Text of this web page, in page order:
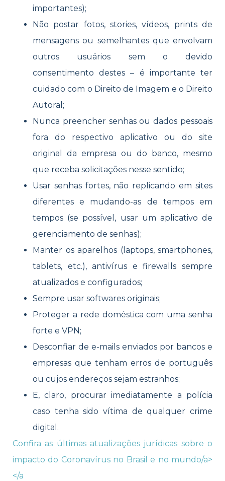
importantes);
Não postar fotos, stories, vídeos, prints de
mensagens ou semelhantes que envolvam
outros usuários sem o devido
consentimento destes – é importante ter
cuidado com o Direito de Imagem e o Direito
Autoral;
Nunca preencher senhas ou dados pessoais
fora do respectivo aplicativo ou do site
original da empresa ou do banco, mesmo
que receba solicitações nesse sentido;
Usar senhas fortes, não replicando em sites
diferentes e mudando-as de tempos em
tempos (se possível, usar um aplicativo de
gerenciamento de senhas);
Manter os aparelhos (laptops, smartphones,
tablets, etc.), antivírus e firewalls sempre
atualizados e configurados;
Sempre usar softwares originais;
Proteger a rede doméstica com uma senha
forte e VPN;
Desconfiar de e-mails enviados por bancos e
empresas que tenham erros de português
ou cujos endereços sejam estranhos;
E, claro, procurar imediatamente a polícia
caso tenha sido vítima de qualquer crime
digital.
Confira as últimas atualizações jurídicas sobre o
impacto do Coronavírus no Brasil e no mundo/a>
</a